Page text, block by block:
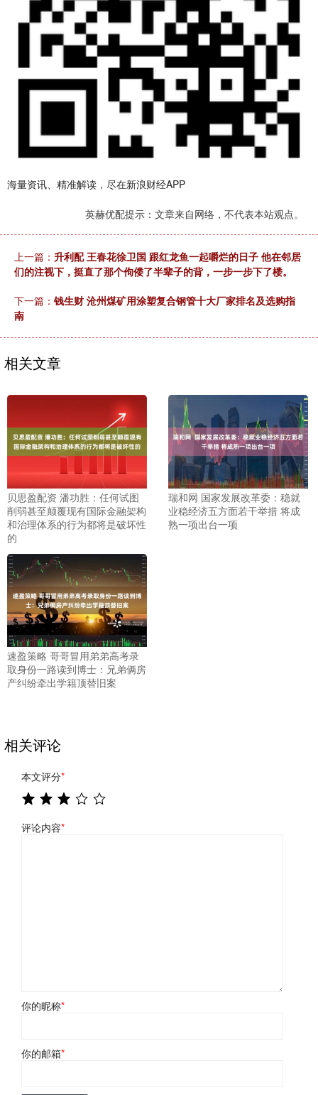
海量资讯、精准解读，尽在新浪财经APP
英赫优配提示：文章来自网络，不代表本站观点。
上一篇： 升利配 王春花徐卫国 跟红龙鱼一起嚼烂的日子 他在邻居
们的注视下，挺直了那个佝偻了半辈子的背，一步一步下了楼。
下一篇： 钱生财 沧州煤矿用涂塑复合钢管十大厂家排名及选购指
南
相关文章
贝思盈配资 潘功胜：任何试图
削弱甚至颠覆现有国际金融架构
和治理体系的行为都将是破坏性
的
瑞和网 国家发展改革委：稳就
业稳经济五方面若干举措 将成
熟一项出台一项
速盈策略 哥哥冒用弟弟高考录
取身份一路读到博士：兄弟俩房
产纠纷牵出学籍顶替旧案
相关评论
本文评分*
评论内容*
你的昵称*
你的邮箱*